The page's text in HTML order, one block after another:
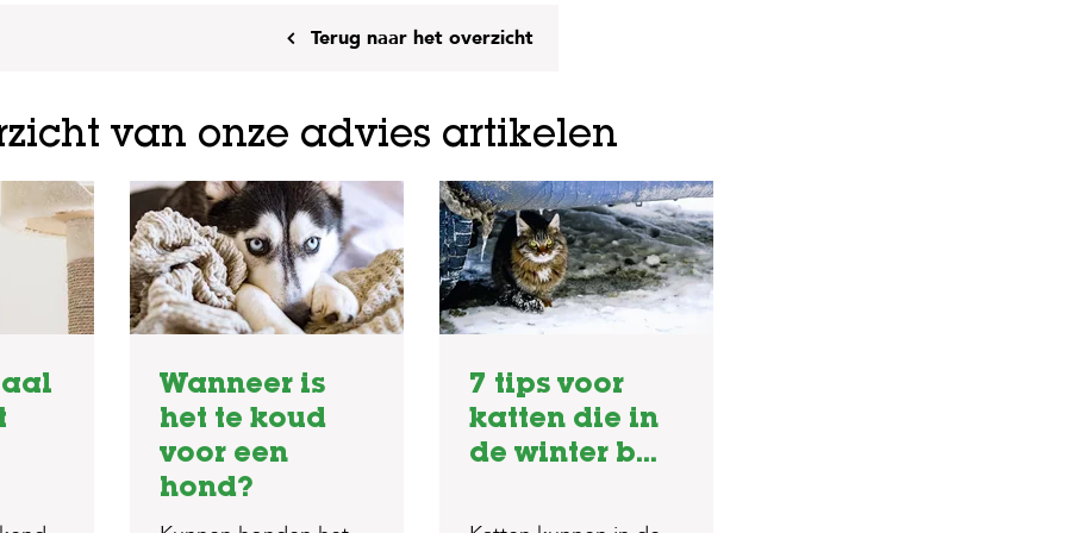
Terug naar het overzicht
van onze advies artikelen
Wanneer is
het te koud
voor een
hond?
7 tips voor
katten die in
de winter b...